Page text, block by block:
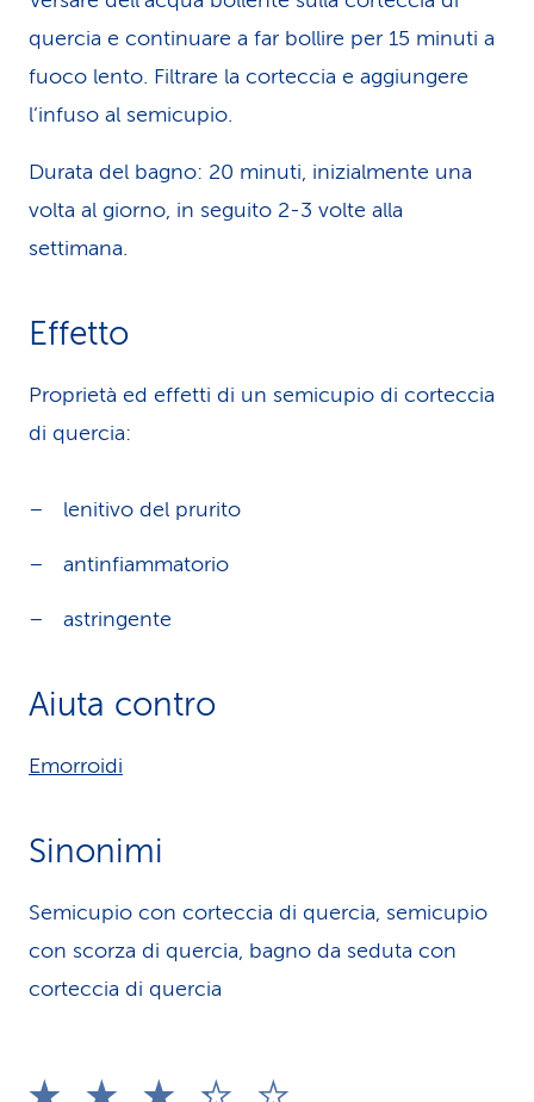
quercia e continuare a far bollire per 15 minuti a
fuoco lento. Filtrare la corteccia e aggiungere
l’infuso al semicupio.
Durata del bagno: 20 minuti, inizialmente una
volta al giorno, in seguito 2-3 volte alla
settimana.
Effetto
Proprietà ed effetti di un semicupio di corteccia
di quercia:
lenitivo del prurito
antinfiammatorio
astringente
Aiuta contro
Emorroidi
Sinonimi
Semicupio con corteccia di quercia, semicupio
con scorza di quercia, bagno da seduta con
corteccia di quercia